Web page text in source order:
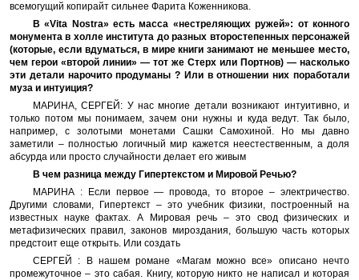
всемогущий копирайт сильнее Фарита Коженникова.
В «Vita Nostra» есть масса «нестреляющих ружей»: от конного
монумента в холле института до разных второстепенных персонажей
(которые, если вдуматься, в мире книги занимают не меньшее место,
чем герои «второй линии» — тот же Стерх или Портнов) — насколько
эти детали нарочито продуманы ? Или в отношении них поработали
муза и интуиция?
МАРИНА, СЕРГЕЙ: У нас многие детали возникают интуитивно, и
только потом мы понимаем, зачем они нужны и куда ведут. Так было,
например, с золотыми монетами Сашки Самохиной. Но мы давно
заметили – полностью логичный мир кажется неестественным, а доля
абсурда или просто случайности делает его живым
В чем разница между Гипертекстом и Мировой Речью?
МАРИНА : Если первое — провода, то второе – электричество.
Другими словами, Гипертекст – это учебник физики, построенный на
известных науке фактах. А Мировая речь – это свод физических и
метафизических правил, законов мироздания, большую часть которых
предстоит еще открыть. Или создать
СЕРГЕЙ : В нашем романе «Магам можно все» описано нечто
промежуточное – это сабая. Книгу, которую никто не написал и которая